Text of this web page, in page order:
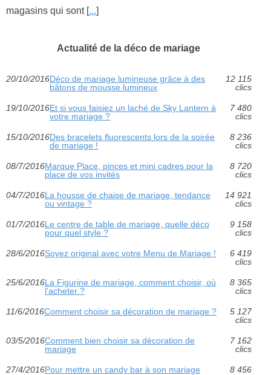
magasins qui sont [...]
Actualité de la déco de mariage
20/10/2016Déco de mariage lumineuse grâce à des
bâtons de mousse lumineux
12 115
clics
19/10/2016Et si vous faisiez un laché de Sky Lantern à
votre mariage ?
7 480
clics
15/10/2016Des bracelets fluorescents lors de la soirée
de mariage !
8 236
clics
08/7/2016Marque Place, pinces et mini cadres pour la
place de vos invités
8 720
clics
04/7/2016La housse de chaise de mariage, tendance
ou vintage ?
14 921
clics
01/7/2016Le centre de table de mariage, quelle déco
pour quel style ?
9 158
clics
28/6/2016Soyez original avec votre Menu de Mariage !
6 419
clics
25/6/2016La Figurine de mariage, comment choisir, où
l'acheter ?
8 365
clics
11/6/2016Comment choisir sa décoration de mariage ?
5 127
clics
03/5/2016Comment bien choisir sa décoration de
mariage
7 162
clics
27/4/2016Pour mettre un candy bar à son mariage
8 456